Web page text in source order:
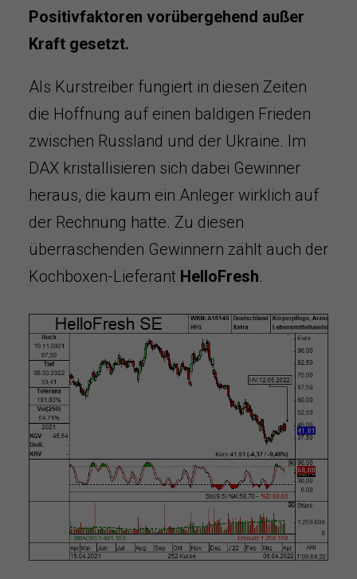
Positivfaktoren vorübergehend außer
Kraft gesetzt.
Als Kurstreiber fungiert in diesen Zeiten
die Hoffnung auf einen baldigen Frieden
zwischen Russland und der Ukraine. Im
DAX kristallisieren sich dabei Gewinner
heraus, die kaum ein Anleger wirklich auf
der Rechnung hatte. Zu diesen
überraschenden Gewinnern zählt auch der
Kochboxen-Lieferant HelloFresh.